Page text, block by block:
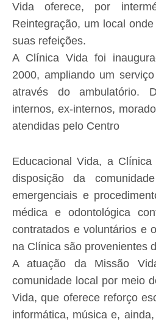
Vida oferece, por
Reintegração, um local
suas refeições.
A Clínica Vida foi
2000, ampliando um
através do ambulatório.
internos, ex-internos,
atendidas pelo Centro
Educacional Vida, a
disposição da
emergenciais e
médica e odontológica
contratados e voluntários e
na Clínica são provenientes
A atuação da Missão
comunidade local por meio
Vida, que oferece reforço
informática, música e,